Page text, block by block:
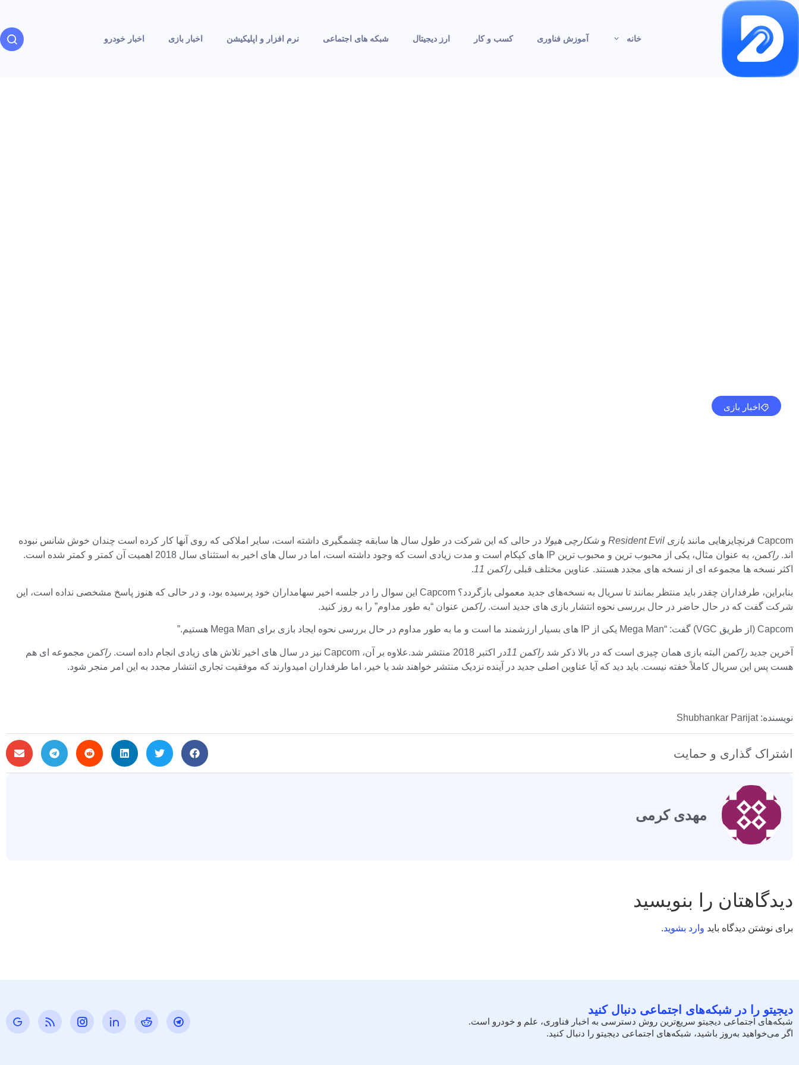
خانه آموزش فناوری کسب و کار ارز دیجیتال شبکه های اجتماعی نرم افزار و اپلیکیشن اخبار بازی اخبار خودرو
اخبار بازی
Capcom فرنچایزهایی مانند بازی Resident Evil وشکارچی هیولا در حالی که این شرکت در طول سال ها سابقه چشمگیری داشته است، سایر املاکی که روی آنها کار کرده است چندان خوش شانس نبوده
اند. راکمن،
به عنوان مثال، یکی از محبوب ترین و محبوب ترین IP های کپکام است و مدت زیادی است که وجود داشته است، اما در سال های اخیر به استثنای سال 2018 اهمیت آن کمتر و کمتر شده است.
اکثر نسخه ها مجموعه ای از نسخه های مجدد هستند. عناوین مختلف قبلی راکمن 11 .
بنابراین، طرفداران چقدر باید منتظر بمانند تا سریال به نسخه‌های جدید معمولی بازگردد؟ Capcom این سوال را در جلسه اخیر سهامداران خود پرسیده بود، و در حالی که هنوز پاسخ مشخصی نداده است، این
شرکت گفت که در حال حاضر در حال بررسی نحوه انتشار بازی های جدید است. راکمن عنوان “به طور مداوم” را به روز کنید.
Capcom (از طریق VGC) گفت: “Mega Man یکی از IP های بسیار ارزشمند ما است و ما به طور مداوم در حال بررسی نحوه ایجاد بازی برای Mega Man هستیم.”
آخرین جدید راکمن البته بازی همان چیزی است که در بالا ذکر شد راکمن 11 در اکتبر 2018 منتشر شد.علاوه بر آن، Capcom نیز در سال های اخیر تلاش های زیادی انجام داده است. راکمن مجموعه ای هم
هست پس این سریال کاملاً خفته نیست. باید دید که آیا عناوین اصلی جدید در آینده نزدیک منتشر خواهند شد یا خیر، اما طرفداران امیدوارند که موفقیت تجاری انتشار مجدد به این امر منجر شود.
نویسنده: Shubhankar Parijat
اشتراک گذاری و حمایت
مهدی کرمی
دیدگاهتان را بنویسید
برای نوشتن دیدگاه باید وارد بشوید.
دیجیتو را در شبکه‌های اجتماعی دنبال کنید
شبکه‌های اجتماعی دیجیتو سریع‌ترین روش دسترسی به اخبار فناوری، علم و خودرو است.
اگر می‌خواهید به‌روز باشید، شبکه‌های اجتماعی دیجیتو را دنبال کنید.